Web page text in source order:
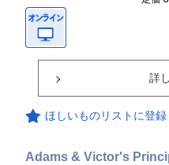
詳
ほしいものリストに登録
Adams & Victor's